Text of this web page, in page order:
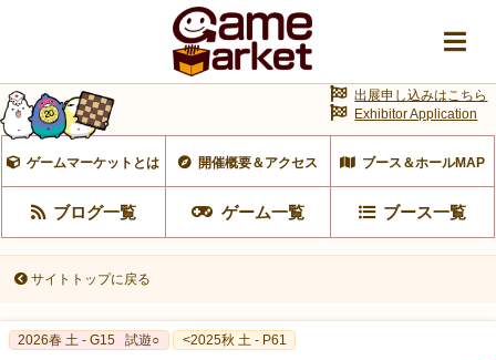
ゲームマーケットとは 開催概要＆アクセス ブース＆ホールMAP
ブログ一覧 ゲーム一覧 ブース一覧
出展申し込みはこちら
Exhibitor Application
サイトトップに戻る
2026春 土 - G15 試遊○ <2025秋 土 - P61